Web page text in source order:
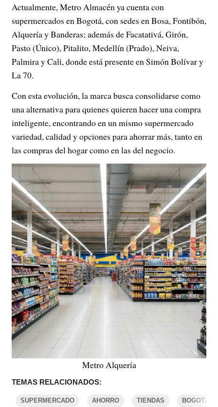
Actualmente, Metro Almacén ya cuenta con
supermercados en Bogotá, con sedes en Bosa, Fontibón,
Alquería y Banderas; además de Facatativá, Girón,
Pasto (Único), Pitalito, Medellín (Prado), Neiva,
Palmira y Cali, donde está presente en Simón Bolívar y
La 70.
Con esta evolución, la marca busca consolidarse como
una alternativa para quienes quieren hacer una compra
inteligente, encontrando en un mismo supermercado
variedad, calidad y opciones para ahorrar más, tanto en
las compras del hogar como en las del negocio.
Metro Alquería
TEMAS RELACIONADOS:
SUPERMERCADO AHORRO TIENDAS BOGOTÁ